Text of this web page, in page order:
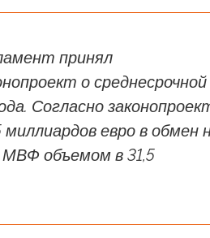
принял
о среднесрочной
Согласно
евро в обмен
объемом в 31,5